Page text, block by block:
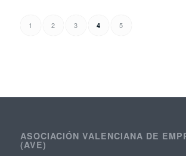
1 2 3 4 5
ASOCIACIÓN VALENCIANA DE
(AVE)